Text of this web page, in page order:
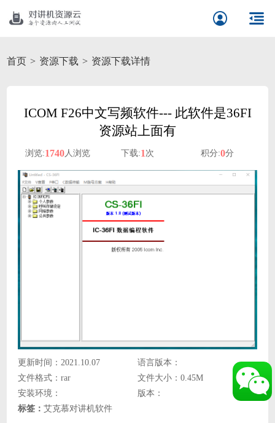
首页 资源下载 资源下载详情
ICOM F26中文写频软件--- 此软件是36FI
资源站上面有
浏览:1740人浏览 下载:1次 积分:0分
更新时间：2021.10.07
语言版本：
文件格式：rar
文件大小：0.45M
安装环境：
版本：
标签：艾克慕对讲机软件